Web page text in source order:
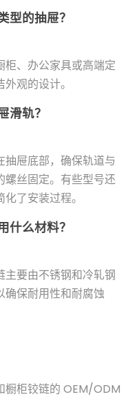
型的抽屉？
柜、办公家具或高端定
观的设计。
滑轨？
屉底部，确保轨道与
螺丝固定。有些型号还
了安装过程。
什么材料？
主要由不锈钢和冷轧钢
确保耐用性和耐腐蚀
橱柜铰链的 OEM/ODM